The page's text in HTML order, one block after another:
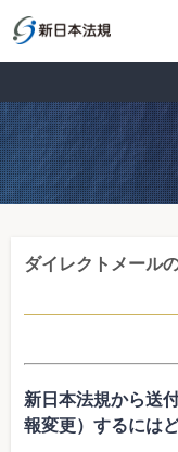
ダイレクトメール
新日本法規から送
報変更）するには